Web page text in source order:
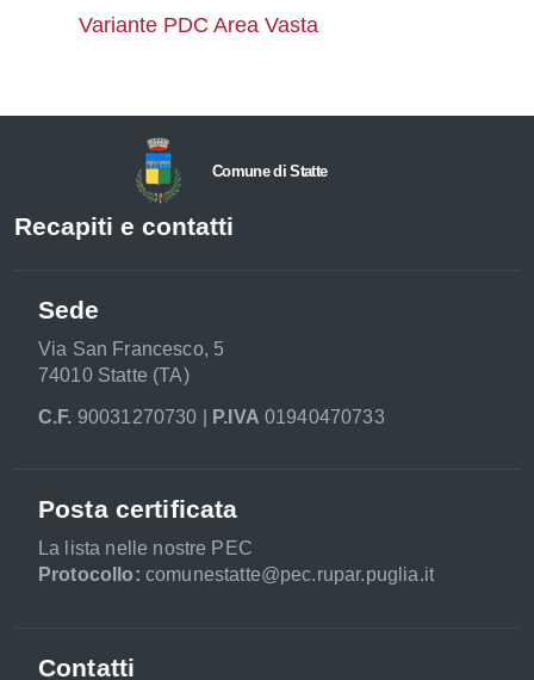
Variante PDC Area Vasta
Comune di Statte
Recapiti e contatti
Sede
Via San Francesco, 5
74010 Statte (TA)
C.F. 90031270730 | P.IVA 01940470733
Posta certificata
La lista nelle nostre PEC
Protocollo: comunestatte@pec.rupar.puglia.it
Contatti